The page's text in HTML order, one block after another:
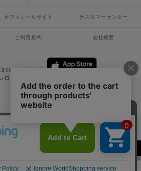
オフィシャルサイト カスタマーセンター
ご利用規約 会社概要
ONLINEアプリ
ロードはこちら
Online Co.,Ltd. All Rights Reserved.